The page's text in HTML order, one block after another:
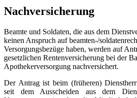
Nachversicherung
Beamte und Soldaten, die aus dem
keinen Anspruch auf beamten-/
Versorgungsbezüge haben, werden auf
gesetzlichen Rentenversicherung bei der
Apothekerversorgung nachversichert.
Der Antrag ist beim (früheren)
seit dem Ausscheiden aus dem